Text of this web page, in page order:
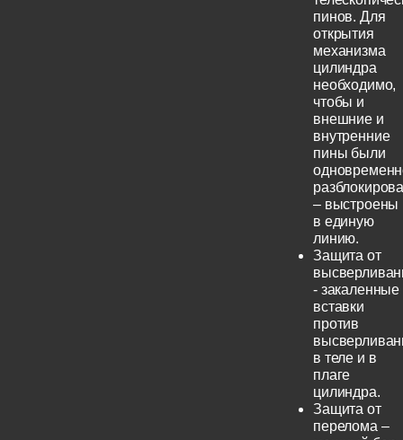
пинов. Для
открытия
механизма
цилиндра
необходимо,
чтобы и
внешние и
внутренние
пины были
– выстроены
в единую
линию.
Защита от
- закаленные
вставки
против
в теле и в
плаге
цилиндра.
Защита от
перелома –